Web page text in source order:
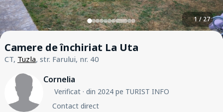
1 / 27
Camere de închiriat La Uta
CT, Tuzla, str. Farului, nr. 40
Cornelia
Verificat· din 2024 pe TURIST INFO
Contact direct